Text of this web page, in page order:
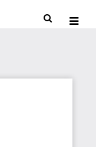
 